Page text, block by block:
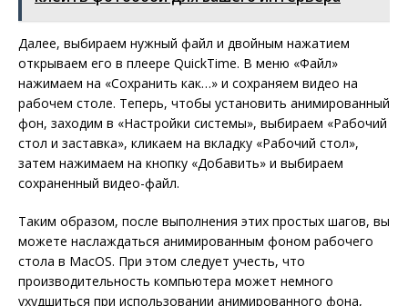
Далее, выбираем нужный файл и двойным нажатием
открываем его в плеере QuickTime. В меню «Файл»
нажимаем на «Сохранить как…» и сохраняем видео на
рабочем столе. Теперь, чтобы установить анимированный
фон, заходим в «Настройки системы», выбираем «Рабочий
стол и заставка», кликаем на вкладку «Рабочий стол»,
затем нажимаем на кнопку «Добавить» и выбираем
сохраненный видео-файл.
Таким образом, после выполнения этих простых шагов, вы
можете наслаждаться анимированным фоном рабочего
стола в MacOS. При этом следует учесть, что
производительность компьютера может немного
ухудшиться при использовании анимированного фона,